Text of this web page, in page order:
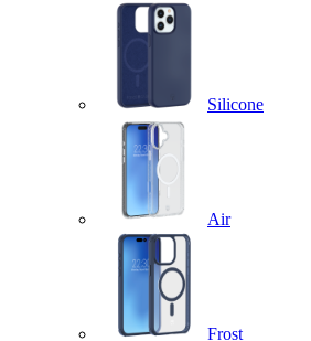
Silicone
Air
Frost